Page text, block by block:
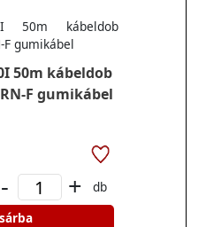
50m kábeldob
F gumikábel
50m kábeldob
F gumikábel
- +
db